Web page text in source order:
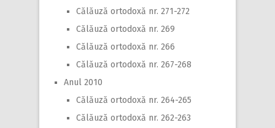
Călăuză ortodoxă nr. 271-272
Călăuză ortodoxă nr. 269
Călăuză ortodoxă nr. 266
Călăuză ortodoxă nr. 267-268
Anul 2010
Călăuză ortodoxă nr. 264-265
Călăuză ortodoxă nr. 262-263